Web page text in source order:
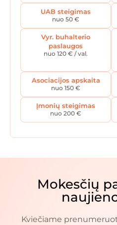
UAB steigimas
nuo 50 €
Vyr. buhalterio
paslaugos
nuo 120 € / val.
Asociacijos apskaita
nuo 150 €
Įmonių steigimas
nuo 200 €
Mokesčių
Kviečiame